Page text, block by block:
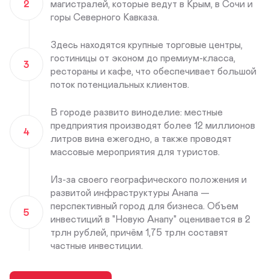
2
магистралей, которые ведут в Крым, в Сочи и
горы Северного Кавказа.
3
Здесь находятся крупные торговые центры,
гостиницы от эконом до премиум-класса,
рестораны и кафе, что обеспечивает большой
поток потенциальных клиентов.
4
В городе развито виноделие: местные
предприятия производят более 12 миллионов
литров вина ежегодно, а также проводят
массовые мероприятия для туристов.
5
Из-за своего географического положения и
развитой инфраструктуры Анапа —
перспективный город для бизнеса. Объем
инвестиций в "Новую Анапу" оценивается в 2
трлн рублей, причём 1,75 трлн составят
частные инвестиции.